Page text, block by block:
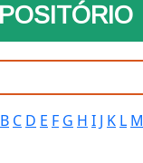
B C D E F G H I J K L M